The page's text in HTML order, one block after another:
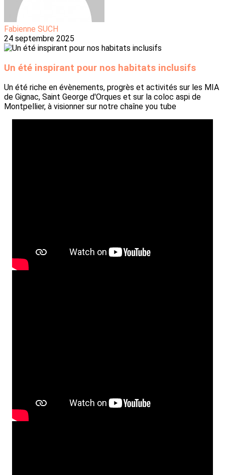
Fabienne SUCH
24 septembre 2025
Un été inspirant pour nos habitats inclusifs
Un été riche en évènements, progrès et activités sur les MIA
de Gignac, Saint George d'Orques et sur la coloc aspi de
Montpellier, à visionner sur notre chaîne you tube